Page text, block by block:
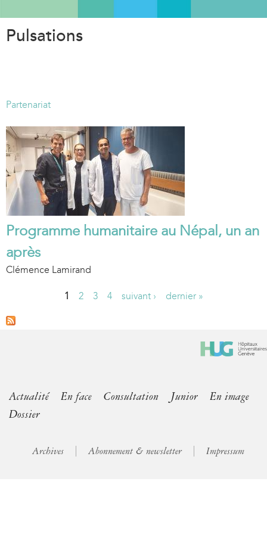
Pulsations
Partenariat
Programme humanitaire au Népal, un an
après
Clémence Lamirand
P
s
1 2 3 4 suivant › dernier »
Actualité En face Consultation Junior
En image
Dossier
Archives Abonnement & newsletter Impressum